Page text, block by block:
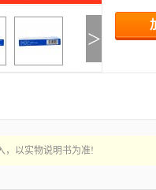
>
，以实物说明书为准!